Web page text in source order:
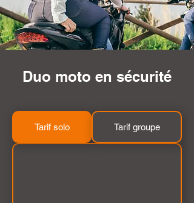
Duo moto en sécurité
Tarif solo Tarif groupe